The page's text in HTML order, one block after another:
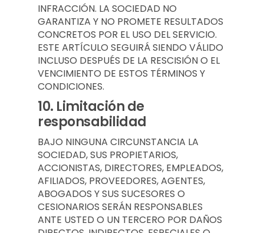
INFRACCIÓN. LA SOCIEDAD NO
GARANTIZA Y NO PROMETE RESULTADOS
CONCRETOS POR EL USO DEL SERVICIO.
ESTE ARTÍCULO SEGUIRÁ SIENDO VÁLIDO
INCLUSO DESPUÉS DE LA RESCISIÓN O EL
VENCIMIENTO DE ESTOS TÉRMINOS Y
CONDICIONES.
10. Limitación de
responsabilidad
BAJO NINGUNA CIRCUNSTANCIA LA
SOCIEDAD, SUS PROPIETARIOS,
ACCIONISTAS, DIRECTORES, EMPLEADOS,
AFILIADOS, PROVEEDORES, AGENTES,
ABOGADOS Y SUS SUCESORES O
CESIONARIOS SERÁN RESPONSABLES
ANTE USTED O UN TERCERO POR DAÑOS